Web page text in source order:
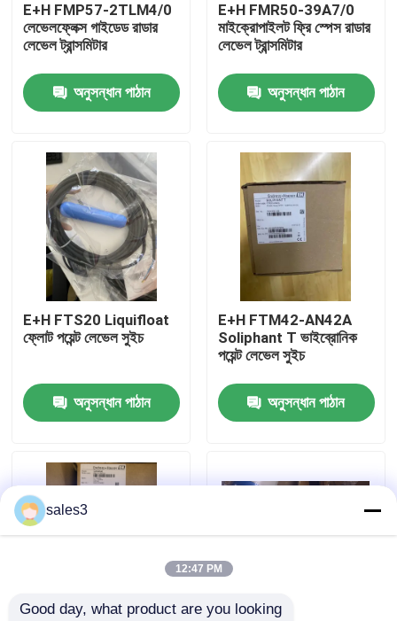
বাড়ি
পণ্য
আমাদের সম্বন্ধে
কারখানা পরিদর্শন
আমাদের সাথে যোগাযোগ
খবর
News
PEPPERL FUCHS বিচ্ছিন্ন বাধা
E+H FMP57-2TLM4/0
লেভেলফ্লেক্স গাইডেড রাডার
লেভেল ট্রান্সমিটার
অনুসন্ধান পাঠান
E+H FMR50-39A7/0
মাইক্রোপাইলট ফ্রি স্পেস রাডার
লেভেল ট্রান্সমিটার
অনুসন্ধান পাঠান
E+H FTS20 Liquifloat
ফ্লোট পয়েন্ট লেভেল সুইচ
অনুসন্ধান পাঠান
E+H FTM42-AN42A
Soliphant T ভাইব্রোনিক
পয়েন্ট লেভেল সুইচ
অনুসন্ধান পাঠান
sales3
12:47 PM
Good day, what product are you looking